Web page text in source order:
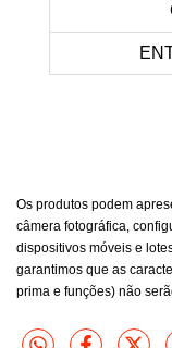
Os produtos podem
câmera fotográfica,
dispositivos móveis e
garantimos que as
prima e funções) não